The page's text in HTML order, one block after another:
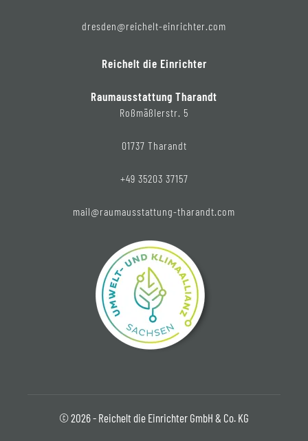
dresden@reichelt-einrichter.com
Reichelt die Einrichter
Raumausstattung Tharandt
Roßmäßlerstr. 5
01737 Tharandt
+49 35203 37157
mail@raumausstattung-tharandt.com
© 2026 - Reichelt die Einrichter GmbH & Co. KG